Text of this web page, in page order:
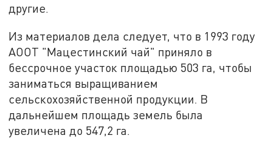
другие.
Из материалов дела следует, что в 1993 году
АООТ "Мацестинский чай" приняло в
бессрочное участок площадью 503 га, чтобы
заниматься выращиванием
сельскохозяйственной продукции. В
дальнейшем площадь земель была
увеличена до 547,2 га.